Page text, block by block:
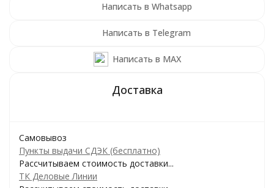
Написать в Whatsapp
Написать в Telegram
Написать в MAX
Самовывоз
Пункты выдачи СДЭК (бесплатно)
Рассчитываем стоимость доставки...
ТК Деловые Линии